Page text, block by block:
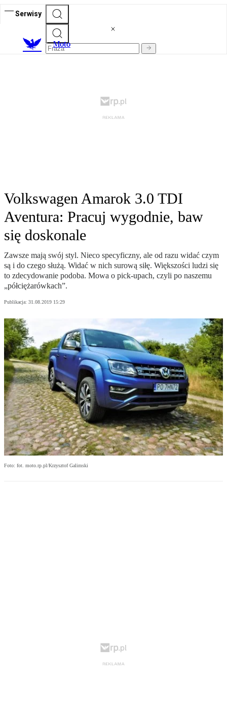
Serwisy
Moto
Volkswagen Amarok 3.0 TDI
Aventura: Pracuj wygodnie, baw
się doskonale
Zawsze mają swój styl. Nieco specyficzny, ale od razu widać czym
są i do czego służą. Widać w nich surową siłę. Większości ludzi się
to zdecydowanie podoba. Mowa o pick-upach, czyli po naszemu
„półciężarówkach”.
Publikacja: 31.08.2019 15:29
Foto: fot. moto.rp.pl/Krzysztof Galimski